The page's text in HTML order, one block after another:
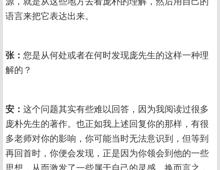
语言来把它表达出来。
张： 您是从何处或者在何时发现庞先生的这样一种理
解的？
安： 这个问题其实有些难以回答，因为我阅读过很多
庞朴先生的著作。也正如我上述回复你的那样，有很
多老师对你的影响，你可能当时无法意识到，但等到
再回首时，你便会发现，正是因为你领会到他的一些